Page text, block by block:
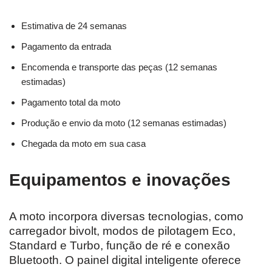
Estimativa de 24 semanas
Pagamento da entrada
Encomenda e transporte das peças (12 semanas
estimadas)
Pagamento total da moto
Produção e envio da moto (12 semanas estimadas)
Chegada da moto em sua casa
Equipamentos e inovações
A moto incorpora diversas tecnologias, como
carregador bivolt, modos de pilotagem Eco,
Standard e Turbo, função de ré e conexão
Bluetooth. O painel digital inteligente oferece